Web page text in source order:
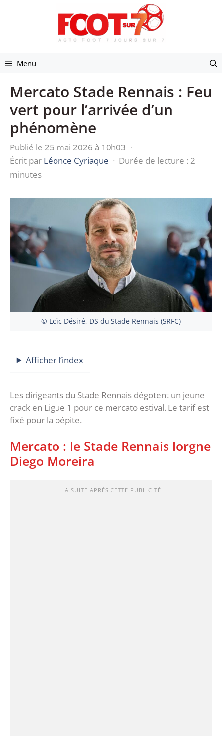
Menu
Mercato Stade Rennais : Feu
vert pour l’arrivée d’un
phénomène
Publié le 25 mai 2026 à 10h03 ·
Écrit par Léonce Cyriaque · Durée de lecture : 2
minutes
© Loïc Désiré, DS du Stade Rennais (SRFC)
Afficher l’index
Les dirigeants du Stade Rennais dégotent un jeune
crack en Ligue 1 pour ce mercato estival. Le tarif est
fixé pour la pépite.
Mercato : le Stade Rennais lorgne
Diego Moreira
LA SUITE APRÈS CETTE PUBLICITÉ